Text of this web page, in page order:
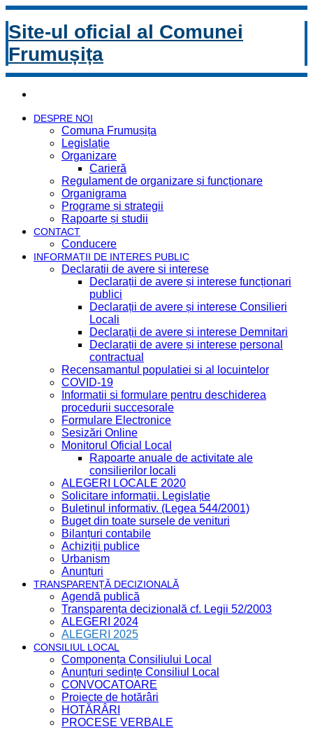
Site-ul oficial al Comunei
Frumușița
DESPRE NOI
Comuna Frumușița
Legislație
Organizare
Carieră
Regulament de organizare și funcționare
Organigrama
Programe și strategii
Rapoarte și studii
CONTACT
Conducere
INFORMAȚII DE INTERES PUBLIC
Declaratii de avere si interese
Declarații de avere și interese funcționari
publici
Declarații de avere și interese Consilieri
Locali
Declarații de avere și interese Demnitari
Declarații de avere și interese personal
contractual
Recensamantul populatiei si al locuintelor
COVID-19
Informatii si formulare pentru deschiderea
procedurii succesorale
Formulare Electronice
Sesizări Online
Monitorul Oficial Local
Rapoarte anuale de activitate ale
consilierilor locali
ALEGERI LOCALE 2020
Solicitare informații. Legislație
Buletinul informativ. (Legea 544/2001)
Buget din toate sursele de venituri
Bilanțuri contabile
Achiziții publice
Urbanism
Anunțuri
TRANSPARENȚĂ DECIZIONALĂ
Agendă publică
Transparența decizională cf. Legii 52/2003
ALEGERI 2024
ALEGERI 2025
CONSILIUL LOCAL
Componența Consiliului Local
Anunțuri ședințe Consiliul Local
CONVOCATOARE
Proiecte de hotărâri
HOTĂRÂRI
PROCESE VERBALE